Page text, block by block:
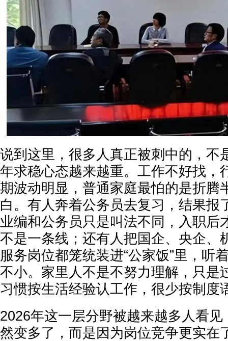
说到这里，很多人真正被刺中的，不
年求稳心态越来越重。工作不好找，
期波动明显，普通家庭最怕的是折腾
白。有人奔着公务员去复习，结果报
业编和公务员只是叫法不同，入职后
不是一条线；还有人把国企、央企、
服务岗位都笼统装进“公家饭”里，听
不小。家里人不是不努力理解，只是
习惯按生活经验认工作，很少按制度
2026年这一层分野被越来越多人看
然变多了，而是因为岗位竞争更实在